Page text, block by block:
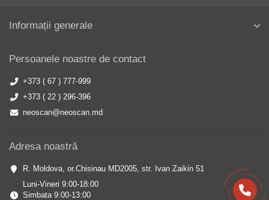
Informații generale
Persoanele noastre de contact
+373 ( 67 ) 777-999
+373 ( 22 ) 296-396
neoscan@neoscan.md
Adresa noastră
R. Moldova, or.Chisinau MD2005, str. Ivan Zaikin 51
Luni-Vineri 9:00-18:00
Simbata 9:00-13:00